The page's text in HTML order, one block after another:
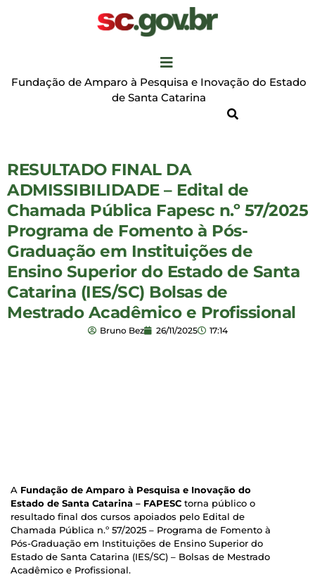
Fundação de Amparo à Pesquisa e Inovação do Estado
de Santa Catarina
RESULTADO FINAL DA
ADMISSIBILIDADE – Edital de
Chamada Pública Fapesc n.º 57/2025
Programa de Fomento à Pós-
Graduação em Instituições de
Ensino Superior do Estado de Santa
Catarina (IES/SC) Bolsas de
Mestrado Acadêmico e Profissional
Bruno Bez 26/11/2025 17:14
A Fundação de Amparo à Pesquisa e Inovação do
Estado de Santa Catarina – FAPESC torna público o
resultado final dos cursos apoiados pelo Edital de
Chamada Pública n.º 57/2025 – Programa de Fomento à
Pós-Graduação em Instituições de Ensino Superior do
Estado de Santa Catarina (IES/SC) – Bolsas de Mestrado
Acadêmico e Profissional.